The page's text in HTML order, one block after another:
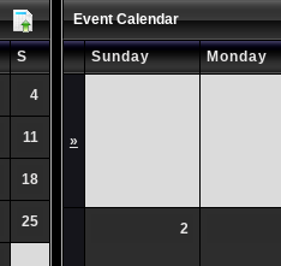
S
4
11
18
25
Event Calendar
Sunday Monday
»
2